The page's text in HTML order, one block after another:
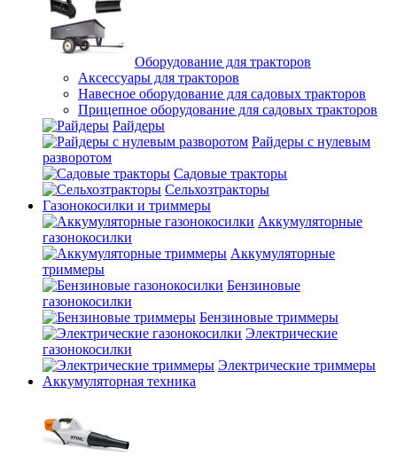
Оборудование для тракторов
Аксессуары для тракторов
Навесное оборудование для садовых тракторов
Прицепное оборудование для садовых тракторов
Райдеры
Райдеры с нулевым
разворотом
Садовые тракторы
Сельхозтракторы
Газонокосилки и триммеры
Аккумуляторные
газонокосилки
Аккумуляторные
триммеры
Бензиновые
газонокосилки
Бензиновые триммеры
Электрические
газонокосилки
Электрические триммеры
Аккумуляторная техника